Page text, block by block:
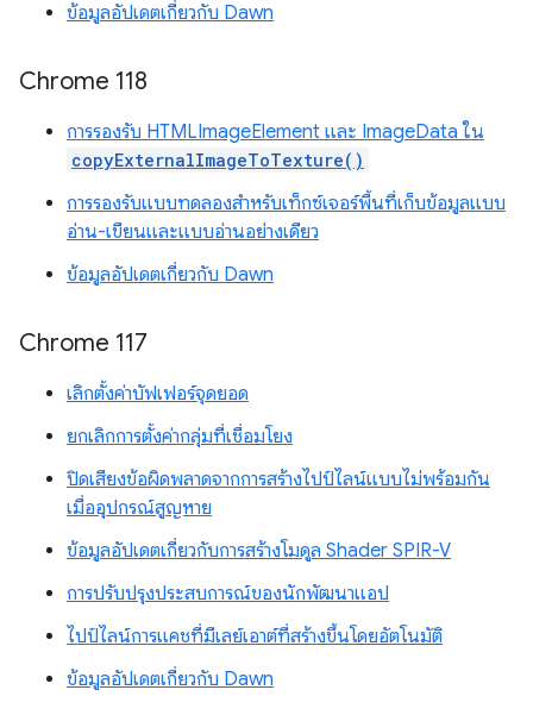
ข้อมูลอัปเดตเกี่ยวกับ Dawn
Chrome 118
การรองรับ HTMLImageElement และ ImageData ใน
copyExternalImageToTexture()
การรองรับแบบทดลองสำหรับเท็กซ์เจอร์พื้นที่เก็บข้อมูลแบบ
อ่าน-เขียนและแบบอ่านอย่างเดียว
ข้อมูลอัปเดตเกี่ยวกับ Dawn
Chrome 117
เลิกตั้งค่าบัฟเฟอร์จุดยอด
ยกเลิกการตั้งค่ากลุ่มที่เชื่อมโยง
ปิดเสียงข้อผิดพลาดจากการสร้างไปป์ไลน์แบบไม่พร้อมกัน
เมื่ออุปกรณ์สูญหาย
ข้อมูลอัปเดตเกี่ยวกับการสร้างโมดูล Shader SPIR-V
การปรับปรุงประสบการณ์ของนักพัฒนาแอป
ไปป์ไลน์การแคชที่มีเลย์เอาต์ที่สร้างขึ้นโดยอัตโนมัติ
ข้อมูลอัปเดตเกี่ยวกับ Dawn